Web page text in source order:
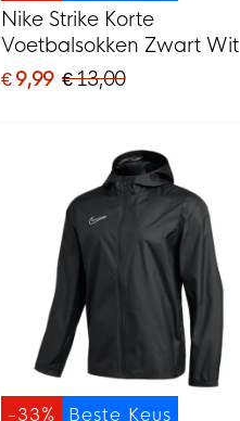
Nike Strike Korte
Voetbalsokken Zwart Wit
€ 9,99 € 13,00
Beste Keus
-33%